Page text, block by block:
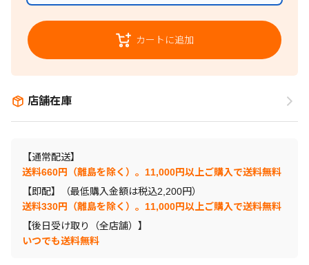
カートに追加
店舗在庫
【通常配送】
送料660円（離島を除く）。11,000円以上ご購入で送料無料
【即配】（最低購入金額は税込2,200円）
送料330円（離島を除く）。11,000円以上ご購入で送料無料
【後日受け取り（全店舗）】
いつでも送料無料